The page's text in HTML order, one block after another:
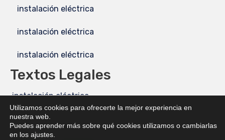
instalación eléctrica
instalación eléctrica
instalación eléctrica
Textos Legales
instalación eléctrica
instalación eléctrica
Utilizamos cookies para ofrecerte la mejor experiencia en
nuestra web.
Puedes aprender más sobre qué cookies utilizamos o cambiarlas
en los ajustes.